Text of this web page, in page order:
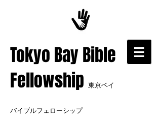
​Tokyo Bay Bible
Fellowship 東京ベイ
バイブルフェローシップ